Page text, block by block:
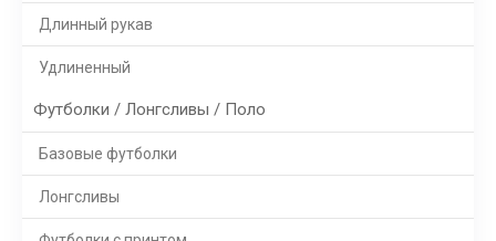
Длинный рукав
Удлиненный
Футболки / Лонгсливы / Поло
Базовые футболки
Лонгсливы